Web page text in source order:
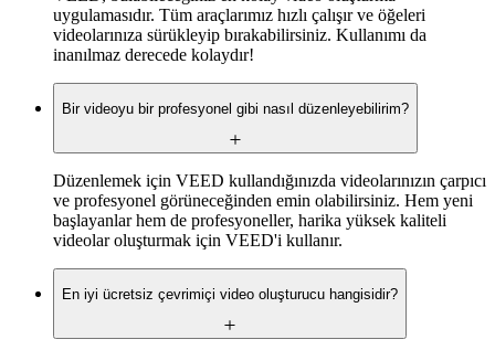
uygulamasıdır. Tüm araçlarımız hızlı çalışır ve öğeleri
videolarınıza sürükleyip bırakabilirsiniz. Kullanımı da
inanılmaz derecede kolaydır!
Bir videoyu bir profesyonel gibi nasıl düzenleyebilirim?
Düzenlemek için VEED kullandığınızda videolarınızın çarpıcı
ve profesyonel görüneceğinden emin olabilirsiniz. Hem yeni
başlayanlar hem de profesyoneller, harika yüksek kaliteli
videolar oluşturmak için VEED'i kullanır.
En iyi ücretsiz çevrimiçi video oluşturucu hangisidir?